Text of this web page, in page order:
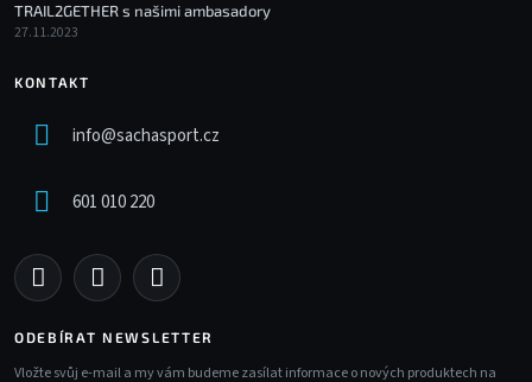
TRAIL2GETHER s našimi ambasadory
27.11.2023
KONTAKT
info@sachasport.cz
601 010 220
ODEBÍRAT NEWSLETTER
Vložte svůj e-mail a my vám budeme zasílat informace o nových produktech na